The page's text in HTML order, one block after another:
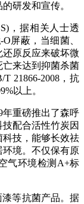
研发和宣传。
，据相关人士透
屏蔽，当细菌、
原反应来破坏微
来达到抑菌杀菌
21866-2008，抗
以上。
年重磅推出了森呼
配合活性竹炭因
技，能够长效祛
环境。不仅保有原
气环境检测A+标
等抗菌产品。据